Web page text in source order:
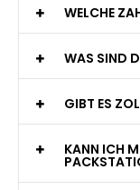
WELCHE
WAS SIND
GIBT ES
KANN ICH